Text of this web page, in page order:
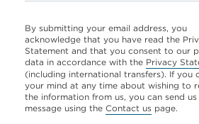
By submitting your email address, you
acknowledge that you have read the
Statement and that you consent to our
data in accordance with the Privacy
(including international transfers). If you
your mind at any time about wishing to
the information from us, you can send us
message using the Contact us page.